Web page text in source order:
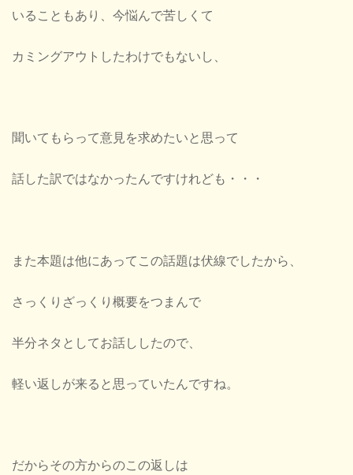
いることもあり、今悩んで苦しくて
カミングアウトしたわけでもないし、
聞いてもらって意見を求めたいと思って
話した訳ではなかったんですけれども・・・
また本題は他にあってこの話題は伏線でしたから、
さっくりざっくり概要をつまんで
半分ネタとしてお話ししたので、
軽い返しが来ると思っていたんですね。
だからその方からのこの返しは